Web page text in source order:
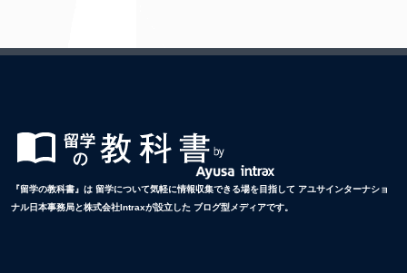
『留学の教科書』は 留学について気軽に情報収集できる場を目指して アユサインターナショ
ナル日本事務局と株式会社Intraxが設立した ブログ型メディアです。